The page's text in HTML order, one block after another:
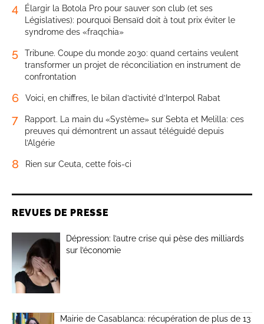
4
Élargir la Botola Pro pour sauver son club (et ses
Législatives): pourquoi Bensaïd doit à tout prix éviter le
syndrome des «fraqchia»
5
Tribune. Coupe du monde 2030: quand certains veulent
transformer un projet de réconciliation en instrument de
confrontation
6 Voici, en chiffres, le bilan d’activité d’Interpol Rabat
7
Rapport. La main du «Système» sur Sebta et Melilla: ces
preuves qui démontrent un assaut téléguidé depuis
l’Algérie
8 Rien sur Ceuta, cette fois-ci
REVUES DE PRESSE
Dépression: l’autre crise qui pèse des milliards
sur l’économie
Mairie de Casablanca: récupération de plus de 13